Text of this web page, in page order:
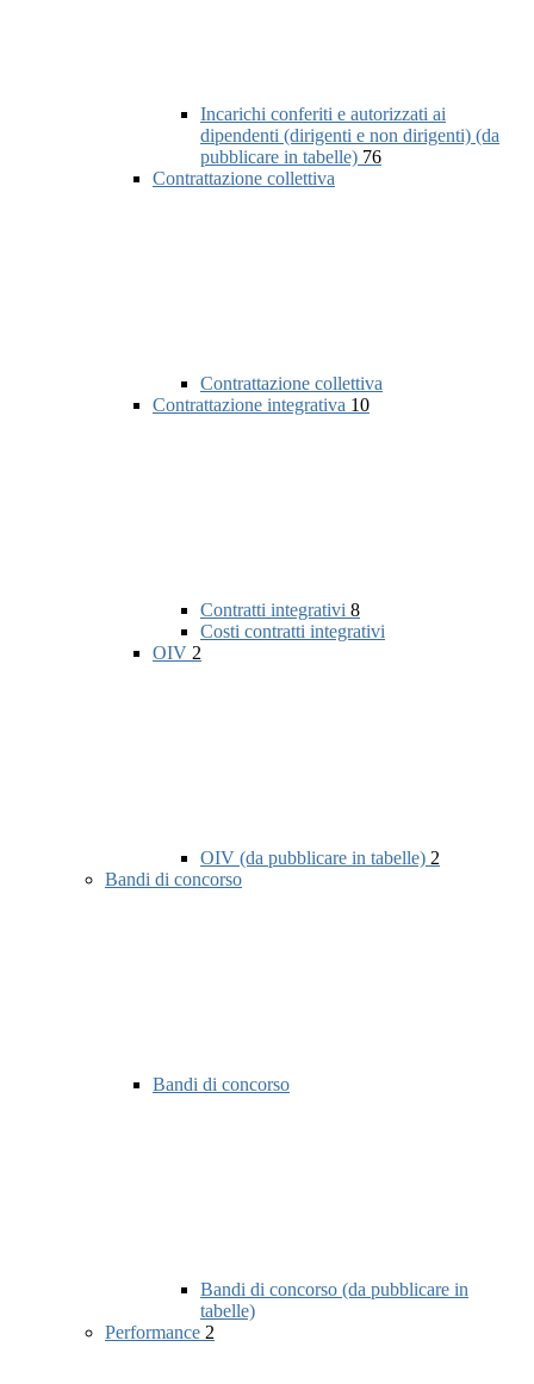
Incarichi conferiti e autorizzati ai
dipendenti (dirigenti e non dirigenti) (da
pubblicare in tabelle) 76
Contrattazione collettiva
Contrattazione collettiva
Contrattazione integrativa 10
Contratti integrativi 8
Costi contratti integrativi
OIV 2
OIV (da pubblicare in tabelle) 2
Bandi di concorso
Bandi di concorso
Bandi di concorso (da pubblicare in
tabelle)
Performance 2